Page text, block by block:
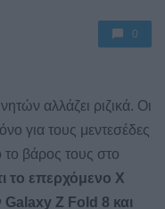
0
αλλάζει ριζικά. Οι
για τους μεντεσέδες
το βάρος τους στο
το επερχόμενο X
Z Fold 8 και